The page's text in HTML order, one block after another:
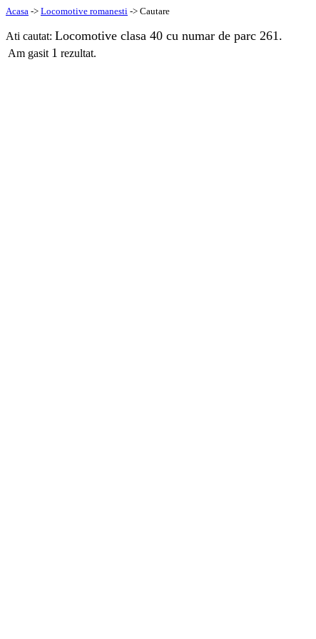
Acasa -> Locomotive romanesti -> Cautare
Ati cautat: Locomotive clasa 40 cu numar de parc 261.
Am gasit 1 rezultat.